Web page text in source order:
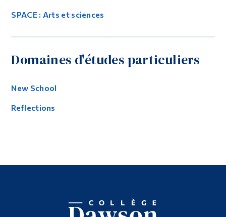
SPACE : Arts et sciences
Domaines d'études particuliers
New School
Reflections